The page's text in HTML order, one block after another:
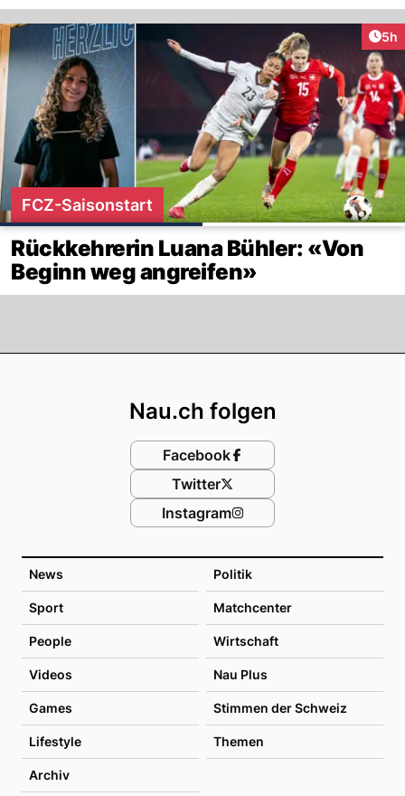
5h
FCZ-Saisonstart
Rückkehrerin Luana Bühler: «Von
Beginn weg angreifen»
News Politik
Sport Matchcenter
People Wirtschaft
Videos Nau Plus
Games Stimmen der Schweiz
Lifestyle Themen
Archiv
Nau.ch folgen
Facebook
Twitter
Instagram